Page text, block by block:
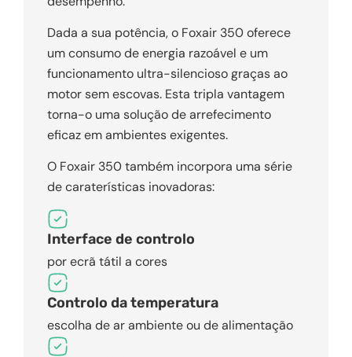
Dada a sua potência, o Foxair 350 oferece
um consumo de energia razoável e um
funcionamento ultra-silencioso graças ao
motor sem escovas. Esta tripla vantagem
torna-o uma solução de arrefecimento
eficaz em ambientes exigentes.
O Foxair 350 também incorpora uma série
de caraterísticas inovadoras:
Interface de controlo
por ecrã tátil a cores
Controlo da temperatura
escolha de ar ambiente ou de alimentação